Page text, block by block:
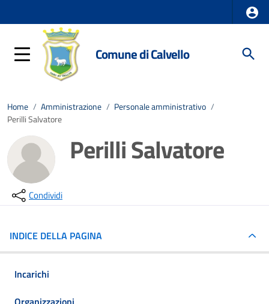
Comune di Calvello
Home / Amministrazione / Personale amministrativo /
Perilli Salvatore
Perilli Salvatore
Condividi
INDICE DELLA PAGINA
Incarichi